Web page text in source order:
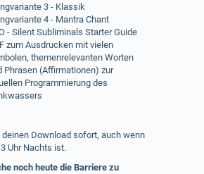
3 - Klassik
4 - Mantra Chant
- Silent Subliminals Starter Guide
zum Ausdrucken mit vielen
themenrelevanten Worten
Phrasen (Affirmationen) zur
Programmierung des
deinen Download sofort, auch wenn
Uhr Nachts ist.
noch heute die Barriere zu